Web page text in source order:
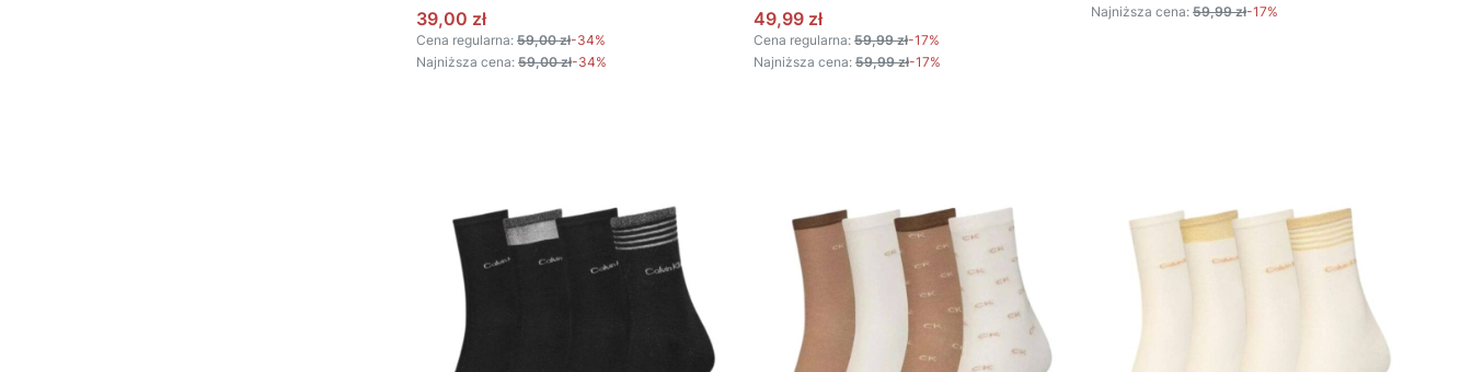
Cena promocyjna
39,00 zł
Cena regularna: 59,00 zł-34%
Najniższa cena: 59,00 zł-34%
Cena promocyjna
49,99 zł
Cena regularna: 59,99 zł-17%
Najniższa cena: 59,99 zł-17%
Najniższa cena: 59,99 zł-17%